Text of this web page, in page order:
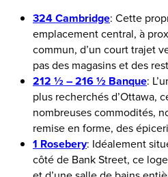
324 Cambridge: Cette
emplacement central, à
commun, d’un court trajet
pas des magasins et des
212 ½ – 216 ½ Banque:
plus recherchés d’Ottawa,
nombreuses commodités,
remise en forme, des
1 Rosebery: Idéalement
côté de Bank Street, ce